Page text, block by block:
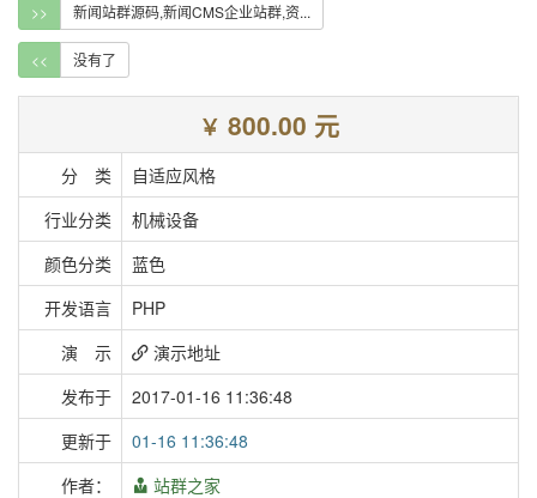
>> 新闻站群源码,新闻CMS企业站群,资...
<< 没有了
￥ 800.00 元
分 类
自适应风格
行业分类
机械设备
颜色分类
蓝色
开发语言
PHP
演 示
演示地址
发布于
2017-01-16 11:36:48
更新于
01-16 11:36:48
作者：
站群之家